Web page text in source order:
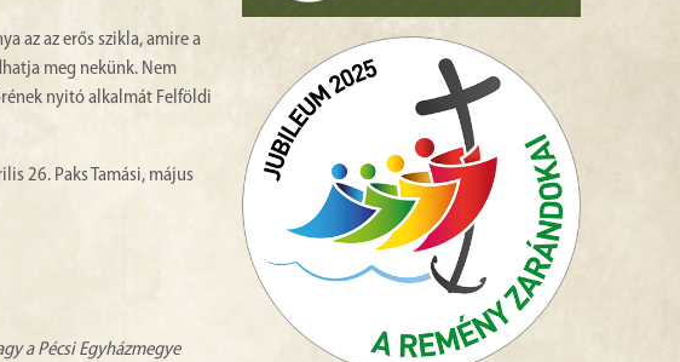
az az erős szikla, amire a
meg nekünk. Nem
nyitó alkalmát Felföldi
26. Paks Tamási, május
a Pécsi Egyházmegye